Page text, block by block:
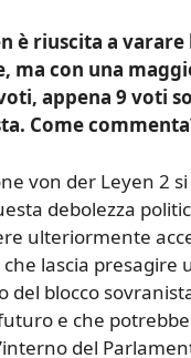
è riuscita a varare
ma con una
appena 9 voti
Come
von der Leyen 2
debolezza
ulteriormente
lascia presagire
del blocco
e che
del